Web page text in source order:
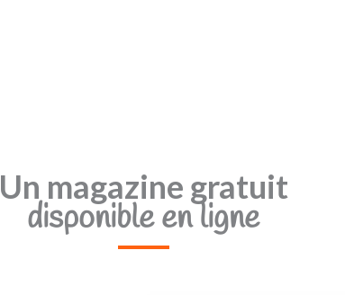
Un magazine gratuit
disponible en ligne